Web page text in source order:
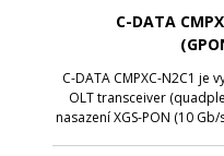
C-DATA
C-DATA CMPXC-N2C1 je
OLT transceiver
nasazení XGS-PON (10